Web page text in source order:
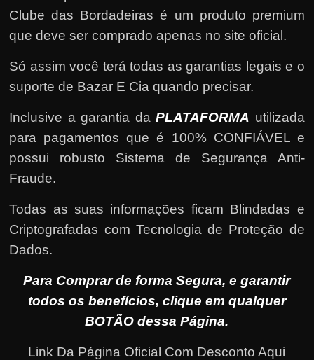
Clube das Bordadeiras é um produto premium
que deve ser comprado apenas no site oficial.
Só assim você terá todas as garantias legais e o
suporte de Bazar E Cia quando precisar.
Inclusive a garantia daPLATAFORMA utilizada
para pagamentos que é 100% CONFIÁVEL e
possui robusto Sistema de Segurança Anti-
Fraude.
Todas as suas informações ficam Blindadas e
Criptografadas com Tecnologia de Proteção de
Dados.
Para Comprar de forma Segura, e garantir
todos os benefícios, clique em qualquer
BOTÃO dessa Página.
Link Da Página Oficial Com Desconto Aqui